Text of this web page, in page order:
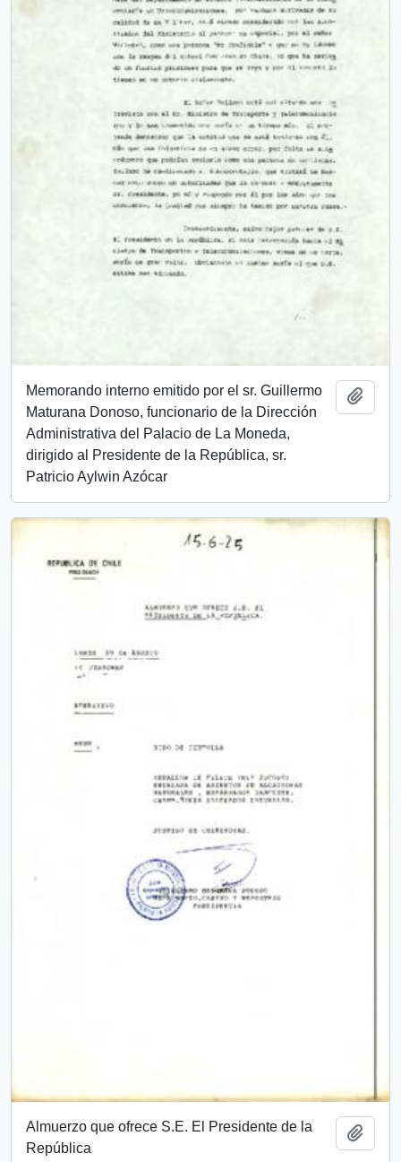
Memorando interno emitido por el sr. Guillermo
Maturana Donoso, funcionario de la Dirección
Administrativa del Palacio de La Moneda,
dirigido al Presidente de la República, sr.
Patricio Aylwin Azócar
Almuerzo que ofrece S.E. El Presidente de la
República